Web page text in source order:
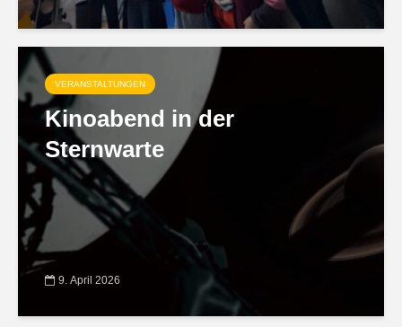
VERANSTALTUNGEN
Kinoabend in der
Sternwarte
9. April 2026